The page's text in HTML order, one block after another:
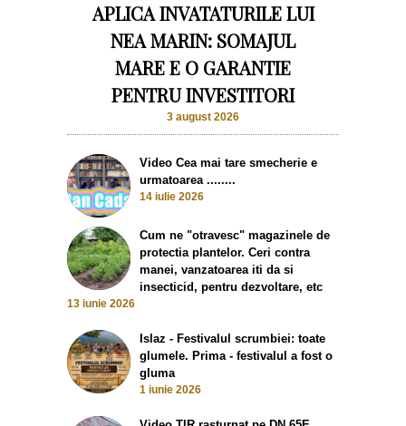
APLICA INVATATURILE LUI
NEA MARIN: SOMAJUL
MARE E O GARANTIE
PENTRU INVESTITORI
3 august 2026
Video Cea mai tare smecherie e
urmatoarea ........
14 iulie 2026
Cum ne "otravesc" magazinele de
protectia plantelor. Ceri contra
manei, vanzatoarea iti da si
insecticid, pentru dezvoltare, etc
13 iunie 2026
Islaz - Festivalul scrumbiei: toate
glumele. Prima - festivalul a fost o
gluma
1 iunie 2026